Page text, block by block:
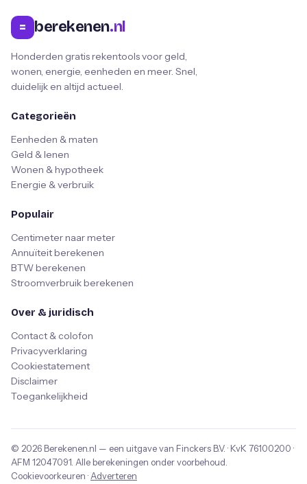
= berekenen.nl
Honderden gratis rekentools voor geld,
wonen, energie, eenheden en meer. Snel,
duidelijk en altijd actueel.
Categorieën
Eenheden & maten
Geld & lenen
Wonen & hypotheek
Energie & verbruik
Populair
Centimeter naar meter
Annuïteit berekenen
BTW berekenen
Stroomverbruik berekenen
Over & juridisch
Contact & colofon
Privacyverklaring
Cookiestatement
Disclaimer
Toegankelijkheid
© 2026 Berekenen.nl — een uitgave van Finckers B.V. · KvK 76100200 ·
AFM 12047091 . Alle berekeningen onder voorbehoud.
Cookievoorkeuren · Adverteren